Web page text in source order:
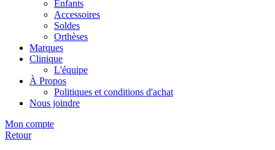
Enfants
Accessoires
Soldes
Orthèses
Marques
Clinique
L'équipe
À Propos
Politiques et conditions d'achat
Nous joindre
Mon compte
Retour